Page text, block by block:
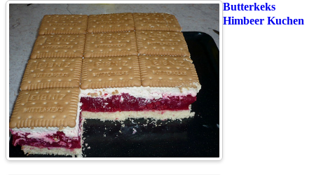
Butterkeks
Himbeer Kuchen